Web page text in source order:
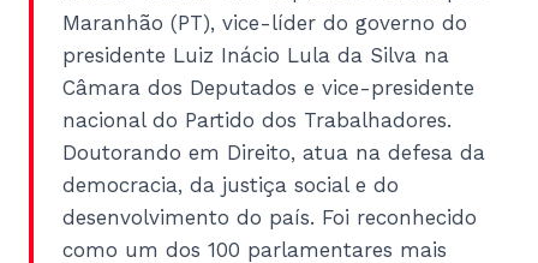
Maranhão (PT), vice-líder do governo do
presidente Luiz Inácio Lula da Silva na
Câmara dos Deputados e vice-presidente
nacional do Partido dos Trabalhadores.
Doutorando em Direito, atua na defesa da
democracia, da justiça social e do
desenvolvimento do país. Foi reconhecido
como um dos 100 parlamentares mais